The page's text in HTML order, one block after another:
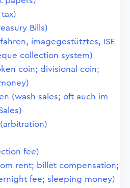
Bills)
imagegestütztes, ISE
collection system)
coin; divisional coin;
(wash sales; oft auch im
fee)
rent; billet compensation;
fee; sleeping money)